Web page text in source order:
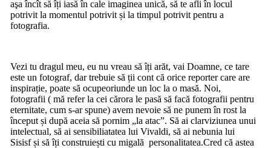
aşa încît să îți iasă în cale imaginea unică, să te afli în locul
potrivit la momentul potrivit și la timpul potrivit pentru a
fotografia.
Vezi tu dragul meu, eu nu vreau să îți arăt, vai Doamne, ce tare
este un fotograf, dar trebuie să ții cont că orice reporter care are
inspirație, poate să ocupeoriunde un loc la o masă. Noi,
fotografii ( mă refer la cei cărora le pasă să facă fotografii pentru
eternitate, cum s-ar spune) avem nevoie să ne punem în rost la
început și după aceia să pornim „la atac”. Să ai clarviziunea unui
intelectual, să ai sensibiliatatea lui Vivaldi, să ai nebunia lui
Sisisf și să îți construiești cu migală personalitatea.Cred că astea